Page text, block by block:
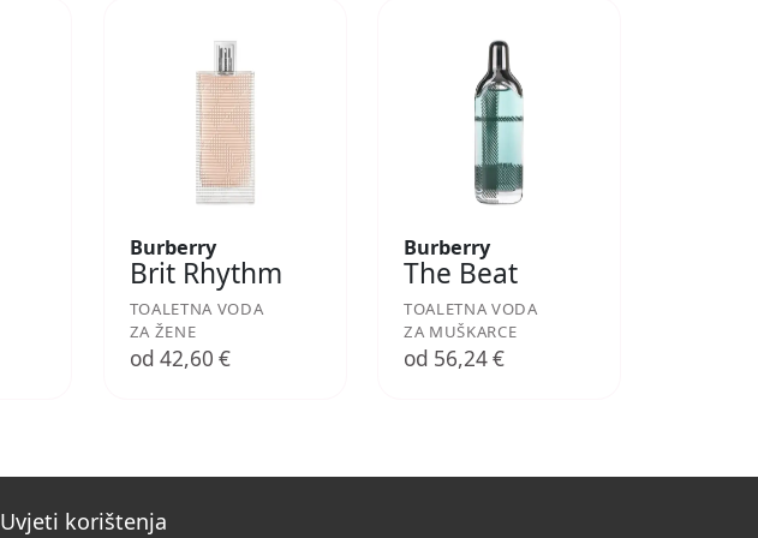
Burberry
Brit Rhythm
TOALETNA VODA
ZA ŽENE
od 42,60 €
Burberry
The Beat
TOALETNA VODA
ZA MUŠKARCE
od 56,24 €
Uvjeti korištenja